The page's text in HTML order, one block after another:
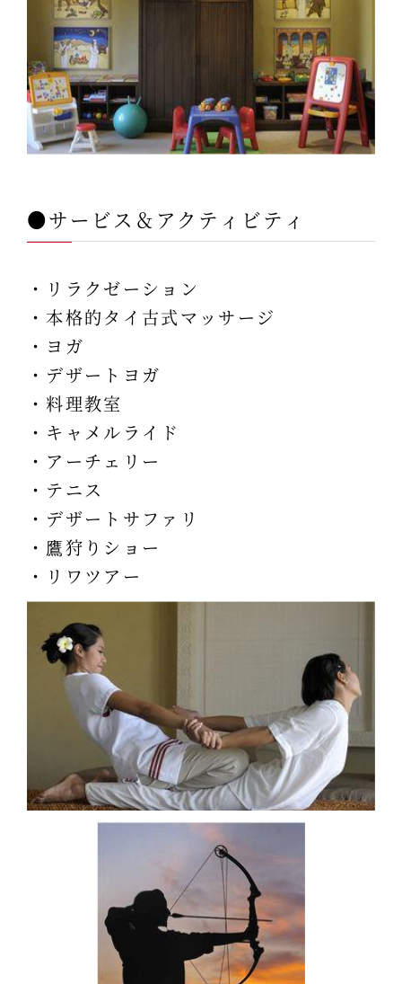
●サービス＆アクティビティ
・リラクゼーション
・本格的タイ古式マッサージ
・ヨガ
・デザートヨガ
・料理教室
・キャメルライド
・アーチェリー
・テニス
・デザートサファリ
・鷹狩りショー
・リワツアー